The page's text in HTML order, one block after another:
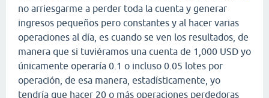
no arriesgarme a perder toda la cuenta y generar
ingresos pequeños pero constantes y al hacer varias
operaciones al día, es cuando se ven los resultados, de
manera que si tuviéramos una cuenta de 1,000 USD yo
únicamente operaría 0.1 o incluso 0.05 lotes por
operación, de esa manera, estadísticamente, yo
tendría que hacer 20 o más operaciones perdedoras